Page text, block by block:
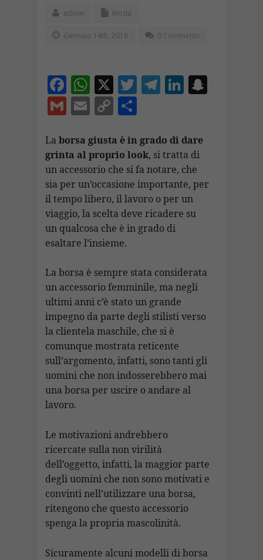
admin Moda
Gennaio 14th, 2018 0 Comments
F
ac
e
b
o
o
k
W
h
at
s
A
p
p
X T
w
itt
er
T
gr
a
m
Li
e
dI
n
S
h
G
ai
l
E
ai
l
C
p
y
Li
n
k
C
n
di
vi
di
Laborsa giusta è in grado di dare
grinta al proprio look, si tratta di
un accessorio che si fa notare, che
sia per un’occasione importante, per
il tempo libero, il lavoro o per un
viaggio, la scelta deve ricadere su
un qualcosa che è in grado di
esaltare l’insieme.
La borsa è sempre stata considerata
un accessorio femminile, ma negli
ultimi anni c’è stato un grande
impegno da parte degli stilisti verso
la clientela maschile, che si è
comunque mostrata reticente
sull’argomento, infatti, sono tanti gli
uomini che non indosserebbero mai
una borsa per uscire o andare al
lavoro.
Le motivazioni andrebbero
ricercate sulla non virilità
dell’oggetto, infatti, la maggior parte
degli uomini che non sono motivati e
convinti nell’utilizzare una borsa,
ritengono che questo accessorio
spenga la propria mascolinità.
Sicuramente alcuni modelli di borsa